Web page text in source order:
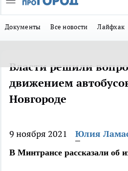
Документы Все новости Лайфхак
Власти решили
движением
Новгороде
9 ноября 2021 Юлия
В Минтрансе рассказали об